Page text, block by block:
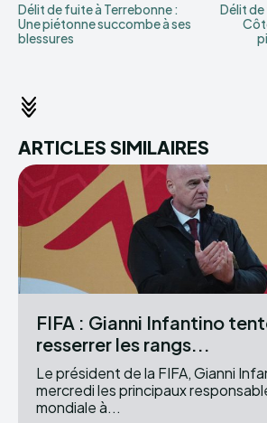
Délit de fuite à Terrebonne :
Une piétonne succombe à ses
blessures
Délit
ARTICLES SIMILAIRES
FIFA : Gianni Infantino
resserrer les rangs...
Le président de la FIFA, Gianni
mercredi les principaux
mondiale à...